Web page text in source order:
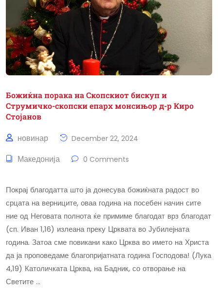
Божиќна порака на Скопскиот бискуп и
Струмичко-скопски епарх монсињор д-р Киро
Стојанов
новинар December 22, 2024
Македонија 0 Comments
Покрај благодатта што ја донесува божиќната радост во
срцата на верниците, оваа година на посебен начин сите
ние од Неговата полнота ќе примиме благодат врз благодат
(сп. Иван 1,16) излеана преку Црквата во Јубилејната
година. Затоа сме повикани како Црква во името на Христа
да ја проповедаме благопријатната година Господова! (Лука
4,19) Католичката Црква, на Бадник, со отворање на
Светите …